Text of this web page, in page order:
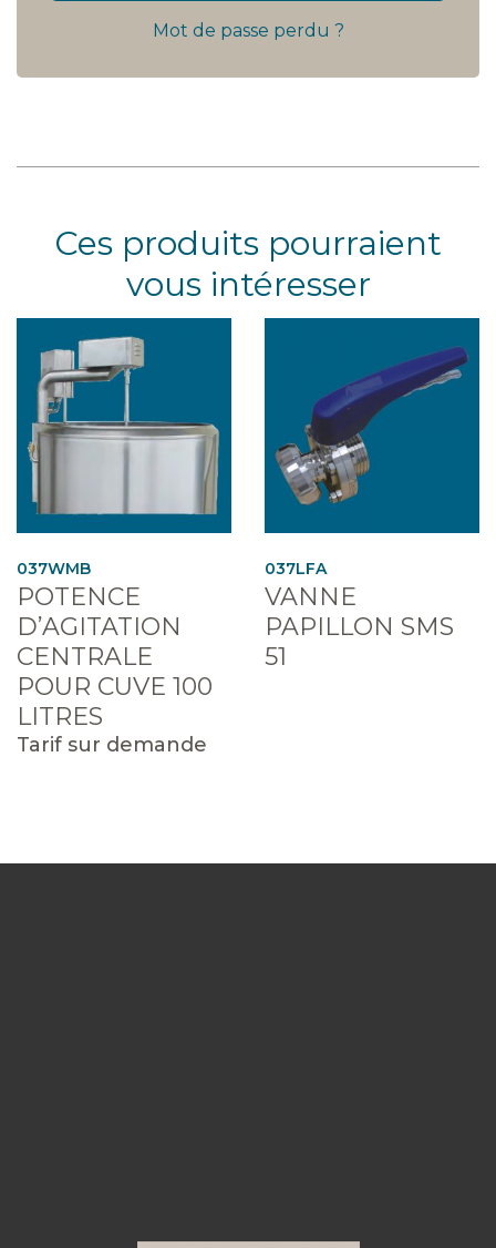
Mot de passe perdu ?
Ces produits pourraient
vous intéresser
037WMB
POTENCE
D’AGITATION
CENTRALE
POUR CUVE 100
LITRES
Tarif sur demande
037LFA
VANNE
PAPILLON SMS
51